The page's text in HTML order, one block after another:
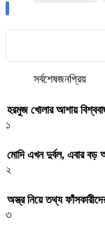
সর্বশেষজনপ্রিয়
হরমুজ খোলার আশায়
১
মোদি এখন দুর্বল, এবার বড়
২
অস্ত্র নিয়ে তথ্য
৩